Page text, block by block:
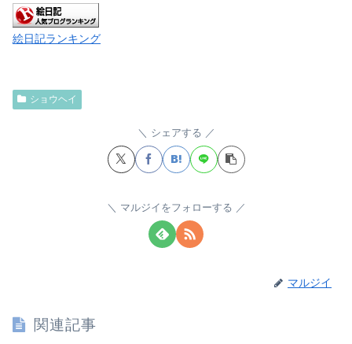
絵日記ランキング
ショウヘイ
シェアする
マルジイをフォローする
マルジイ
関連記事